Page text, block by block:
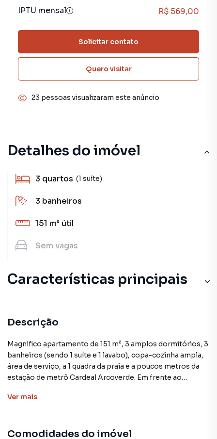
Detalhes do imóvel
3 quartos (1 suíte)
3 banheiros
151 m² útil
Sem vagas
Características principais
Andar Alto
Copa
Varanda
Descrição
Magnífico apartamento de 151 m², 3 amplos dormitórios, 3
banheiros (sendo 1 suíte e 1 lavabo), copa-cozinha ampla,
área de serviço, a 1 quadra da praia e a poucos metros da
estação de metrô Cardeal Arcoverde. Em frente ao
Um imóvel que reúne conforto, sofisticação e uma das
✨ Destaques do imóvel
Ver mais
Comodidades do imóvel
IPTU mensal
R$ 569,00
Solicitar contato
Quero visitar
23 pessoas visualizaram este anúncio